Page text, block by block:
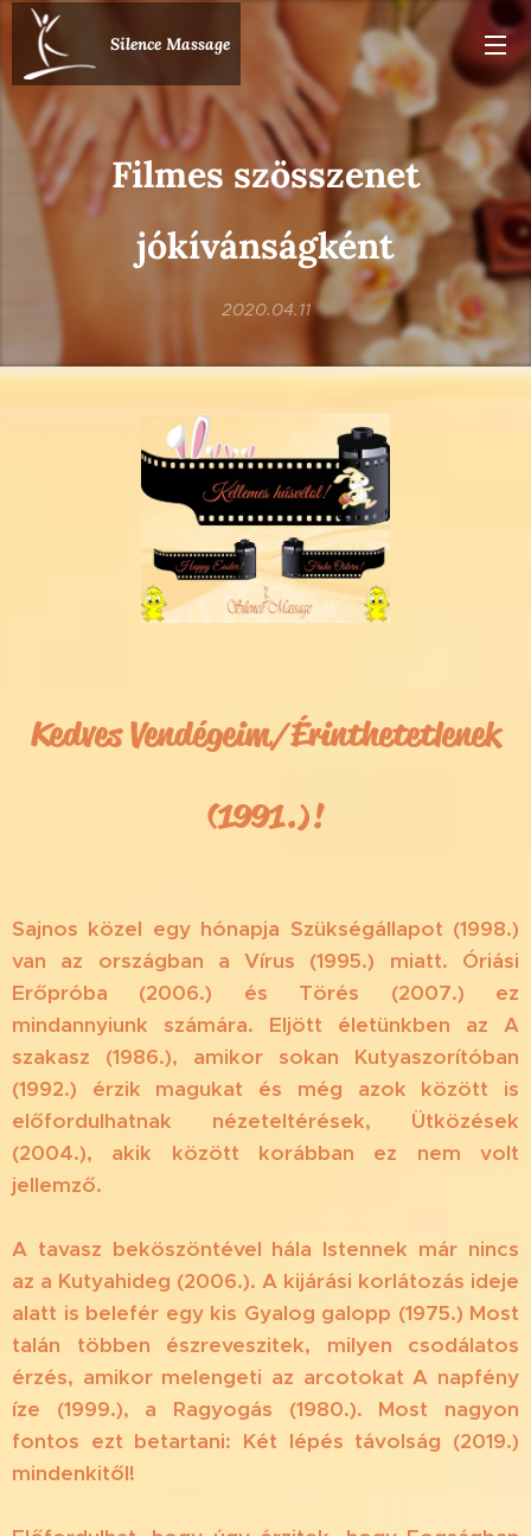
Silence Massage
Filmes szösszenet
jókívánságként
2020.04.11
Kedves Vendégeim/Érinthetetlenek
(1991.)!
Sajnos közel egy hónapja Szükségállapot (1998.)
van az országban a Vírus (1995.) miatt. Óriási
Erőpróba (2006.) és Törés (2007.) ez
mindannyiunk számára. Eljött életünkben az A
szakasz (1986.), amikor sokan Kutyaszorítóban
(1992.) érzik magukat és még azok között is
előfordulhatnak nézeteltérések, Ütközések
(2004.), akik között korábban ez nem volt
jellemző.
A tavasz beköszöntével hála Istennek már nincs
az a Kutyahideg (2006.). A kijárási korlátozás ideje
alatt is belefér egy kis Gyalog galopp (1975.) Most
talán többen észreveszitek, milyen csodálatos
érzés, amikor melengeti az arcotokat A napfény
íze (1999.), a Ragyogás (1980.). Most nagyon
fontos ezt betartani: Két lépés távolság (2019.)
mindenkitől!